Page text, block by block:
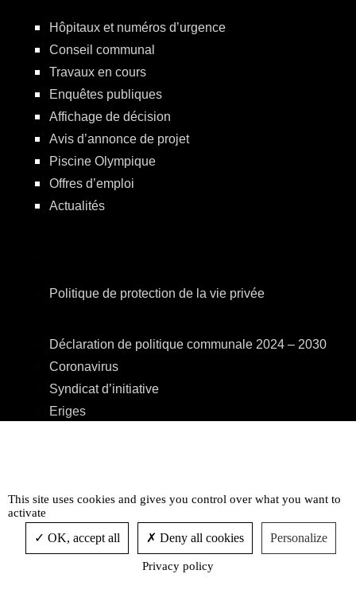
Hôpitaux et numéros d’urgence
Conseil communal
Travaux en cours
Enquêtes publiques
Affichage de décision
Avis d’annonce de projet
Piscine Olympique
Offres d’emploi
Actualités
Politique de protection de la vie privée
Déclaration de politique communale 2024 – 2030
Coronavirus
Syndicat d’initiative
Eriges
Accessibilité
This site uses cookies and gives you control over what you want to
activate
OK, accept all Deny all cookies Personalize
Privacy policy